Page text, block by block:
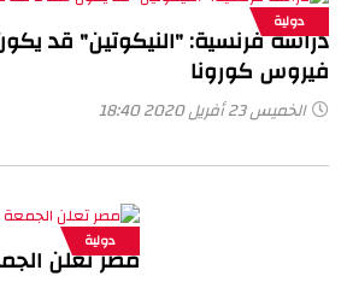
دولية
دراسة فرنسية: "النيكوتين" قد
فيروس كورونا
الخميس 23 أفريل 2020 18:40
دولية
مصر تعلن